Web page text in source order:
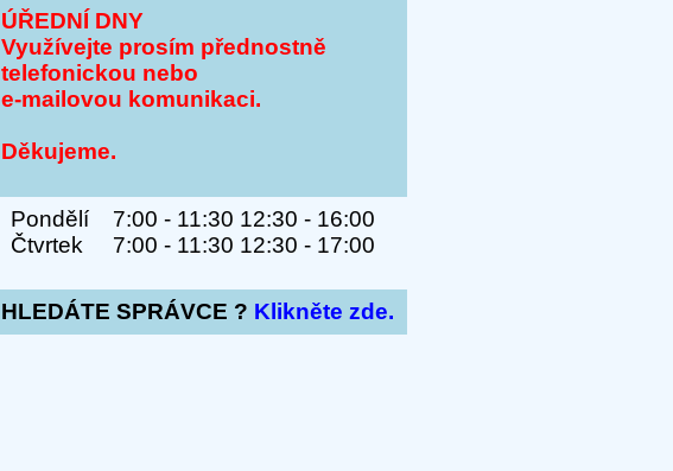
ÚŘEDNÍ DNY
Využívejte prosím přednostně
telefonickou nebo
e-mailovou komunikaci.
Děkujeme.
Pondělí 7:00 - 11:30 12:30 - 16:00
Čtvrtek 7:00 - 11:30 12:30 - 17:00
HLEDÁTE SPRÁVCE ? Klikněte zde.